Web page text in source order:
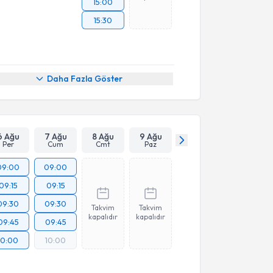
15:30
Daha Fazla Göster
Ağu
Per
7 Ağu
Cum
8 Ağu
Cmt
9 Ağu
Paz
09:00
09:15
09:30
09:45
10:00
Takvim
kapalıdır
Takvim
kapalıdır